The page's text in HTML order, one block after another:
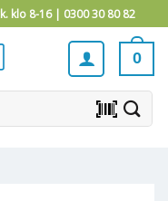
klo 8-16 | 0300 30 80 82
0
barcode_scanner